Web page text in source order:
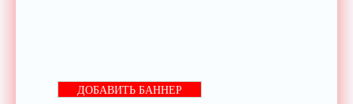
ДОБАВИТЬ БАННЕР